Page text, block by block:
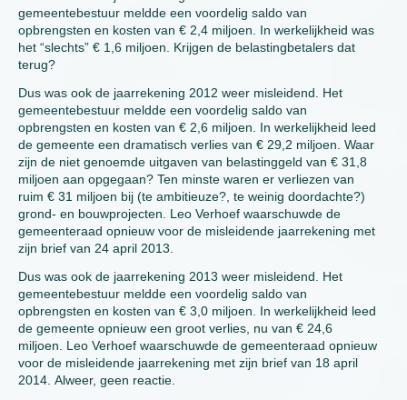
gemeentebestuur meldde een voordelig saldo van
opbrengsten en kosten van € 2,4 miljoen. In werkelijkheid was
het “slechts” € 1,6 miljoen. Krijgen de belastingbetalers dat
terug?
Dus was ook de jaarrekening 2012 weer misleidend. Het
gemeentebestuur meldde een voordelig saldo van
opbrengsten en kosten van € 2,6 miljoen. In werkelijkheid leed
de gemeente een dramatisch verlies van € 29,2 miljoen. Waar
zijn de niet genoemde uitgaven van belastinggeld van € 31,8
miljoen aan opgegaan? Ten minste waren er verliezen van
ruim € 31 miljoen bij (te ambitieuze?, te weinig doordachte?)
grond- en bouwprojecten. Leo Verhoef waarschuwde de
gemeenteraad opnieuw voor de misleidende jaarrekening met
zijn brief van 24 april 2013.
Dus was ook de jaarrekening 2013 weer misleidend. Het
gemeentebestuur meldde een voordelig saldo van
opbrengsten en kosten van € 3,0 miljoen. In werkelijkheid leed
de gemeente opnieuw een groot verlies, nu van € 24,6
miljoen. Leo Verhoef waarschuwde de gemeenteraad opnieuw
voor de misleidende jaarrekening met zijn brief van 18 april
2014. Alweer, geen reactie.